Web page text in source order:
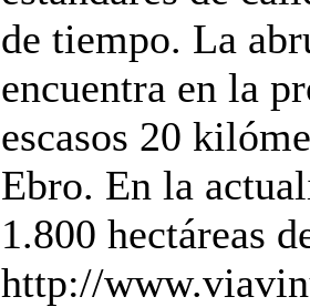
de tiempo. La
encuentra en la
escasos 20
Ebro. En la
1.800 hectáreas
http://